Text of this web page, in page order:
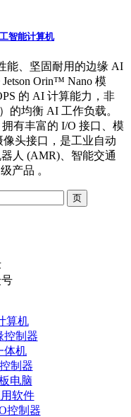
智能计算机
能、坚固耐用的边缘 AI
Orin™ Nano 模
的 AI 计算能力，非
的均衡 AI 工作负载。
有丰富的 I/O 接口、模
头接口，是工业自动
人 (AMR)、智能交通
产品 。
算机
控制器
体机
制器
电脑
软件
控制器